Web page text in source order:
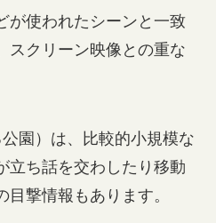
が使われたシーンと一致
スクリーン映像との重な
園）は、比較的小規模な
立ち話を交わしたり移動
撃情報もあります。